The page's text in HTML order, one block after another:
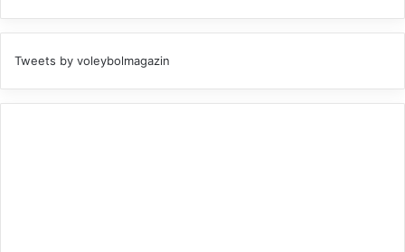
Tweets by voleybolmagazin